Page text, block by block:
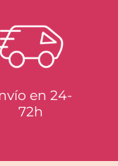
en 24-
72h